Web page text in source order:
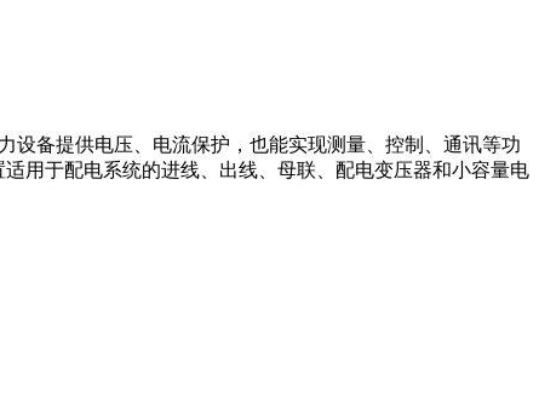
设备提供电压、电流保护，也能实现测量、控制、通讯等功
用于配电系统的进线、出线、母联、配电变压器和小容量电